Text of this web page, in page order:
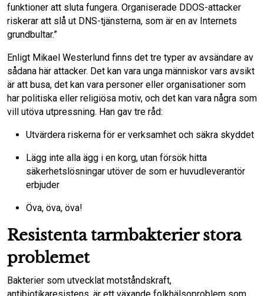
funktioner att sluta fungera. Organiserade DDOS-attacker
riskerar att slå ut DNS-tjänsterna, som är en av Internets
grundbultar.”
Enligt Mikael Westerlund finns det tre typer av avsändare av
sådana här attacker. Det kan vara unga människor vars avsikt
är att busa, det kan vara personer eller organisationer som
har politiska eller religiösa motiv, och det kan vara några som
vill utöva utpressning. Han gav tre råd:
Utvärdera riskerna för er verksamhet och säkra skyddet
Lägg inte alla ägg i en korg, utan försök hitta
säkerhetslösningar utöver de som er huvudleverantör
erbjuder
Öva, öva, öva!
Resistenta tarmbakterier stora
problemet
Bakterier som utvecklat motståndskraft,